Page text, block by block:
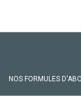
NOS FORMULES